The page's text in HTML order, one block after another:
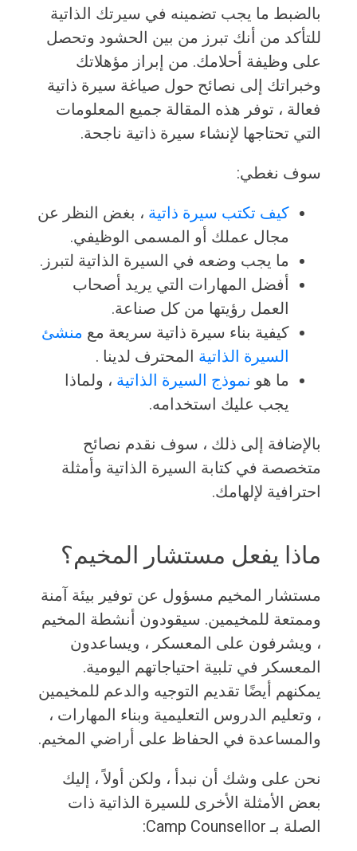
بالضبط ما يجب تضمينه في سيرتك الذاتية
للتأكد من أنك تبرز من بين الحشود وتحصل
على وظيفة أحلامك. من إبراز مؤهلاتك
وخبراتك إلى نصائح حول صياغة سيرة ذاتية
فعالة ، توفر هذه المقالة جميع المعلومات
التي تحتاجها لإنشاء سيرة ذاتية ناجحة.
سوف نغطي:
كيف تكتب سيرة ذاتية ، بغض النظر عن
مجال عملك أو المسمى الوظيفي.
ما يجب وضعه في السيرة الذاتية لتبرز.
أفضل المهارات التي يريد أصحاب
العمل رؤيتها من كل صناعة.
كيفية بناء سيرة ذاتية سريعة مع منشئ
السيرة الذاتية المحترف لدينا .
ما هو نموذج السيرة الذاتية ، ولماذا
يجب عليك استخدامه.
بالإضافة إلى ذلك ، سوف نقدم نصائح
متخصصة في كتابة السيرة الذاتية وأمثلة
احترافية لإلهامك.
ماذا يفعل مستشار المخيم؟
مستشار المخيم مسؤول عن توفير بيئة آمنة
وممتعة للمخيمين. سيقودون أنشطة المخيم
، ويشرفون على المعسكر ، ويساعدون
المعسكر في تلبية احتياجاتهم اليومية.
يمكنهم أيضًا تقديم التوجيه والدعم للمخيمين
، وتعليم الدروس التعليمية وبناء المهارات ،
والمساعدة في الحفاظ على أراضي المخيم.
نحن على وشك أن نبدأ ، ولكن أولاً ، إليك
بعض الأمثلة الأخرى للسيرة الذاتية ذات
الصلة بـ Camp Counsellor: